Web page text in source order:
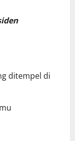
ditempel di